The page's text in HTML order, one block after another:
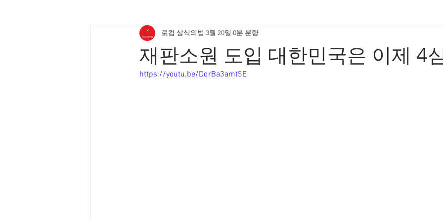
재판소원 도입 대한민국은 이제 4
로컴 상식의법 3월 20일 0분 분량
https://youtu.be/DqrBa3amt5E